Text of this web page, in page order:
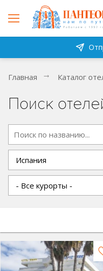
Главная Каталог
Поиск